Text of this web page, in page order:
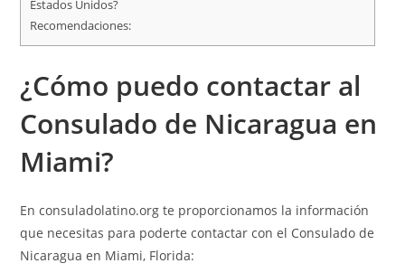
Estados Unidos?
Recomendaciones:
¿Cómo puedo contactar al
Consulado de Nicaragua en
Miami?
Enconsuladolatino.org te proporcionamos la información
que necesitas para poderte contactar con el Consulado de
Nicaragua en Miami, Florida: